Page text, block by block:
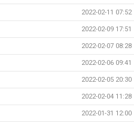
2022-02-11 07:52
2022-02-09 17:51
2022-02-07 08:28
2022-02-06 09:41
2022-02-05 20:30
2022-02-04 11:28
2022-01-31 12:00